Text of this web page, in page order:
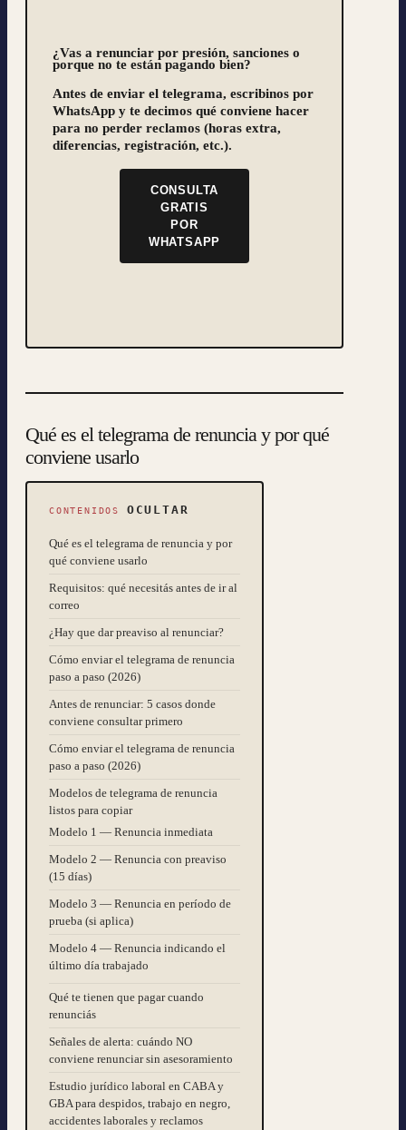
¿Vas a renunciar por presión, sanciones o
porque no te están pagando bien?
Antes de enviar el telegrama, escribinos por
WhatsApp y te decimos qué conviene hacer
para no perder reclamos (horas extra,
diferencias, registración, etc.).
CONSULTA
GRATIS
POR
WHATSAPP
Qué es el telegrama de renuncia y por qué
conviene usarlo
CONTENIDOS OCULTAR
Qué es el telegrama de renuncia y por
qué conviene usarlo
Requisitos: qué necesitás antes de ir al
correo
¿Hay que dar preaviso al renunciar?
Cómo enviar el telegrama de renuncia
paso a paso (2026)
Antes de renunciar: 5 casos donde
conviene consultar primero
Cómo enviar el telegrama de renuncia
paso a paso (2026)
Modelos de telegrama de renuncia
listos para copiar
Modelo 1 — Renuncia inmediata
Modelo 2 — Renuncia con preaviso
(15 días)
Modelo 3 — Renuncia en período de
prueba (si aplica)
Modelo 4 — Renuncia indicando el
último día trabajado
Qué te tienen que pagar cuando
renunciás
Señales de alerta: cuándo NO
conviene renunciar sin asesoramiento
Estudio jurídico laboral en CABA y
GBA para despidos, trabajo en negro,
accidentes laborales y reclamos